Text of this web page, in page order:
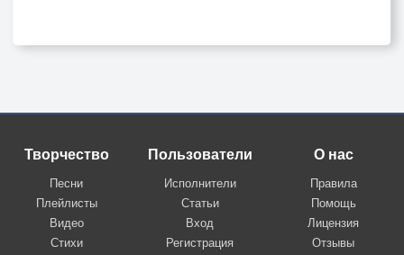
Творчество
Песни
Плейлисты
Видео
Стихи
Пользователи
Исполнители
Статьи
Вход
Регистрация
О нас
Правила
Помощь
Лицензия
Отзывы